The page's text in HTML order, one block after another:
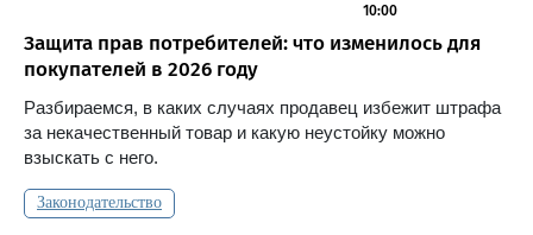
Защита прав потребителей: что изменилось для
покупателей в 2026 году
Разбираемся, в каких случаях продавец избежит штрафа
за некачественный товар и какую неустойку можно
взыскать с него.
Законодательство
10:00